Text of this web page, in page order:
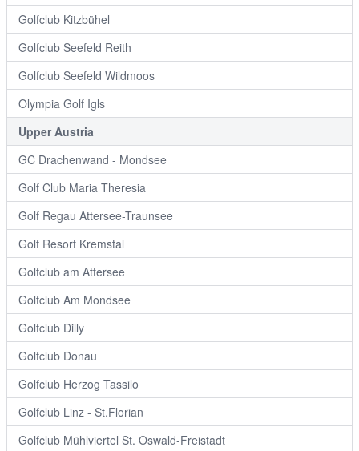
Golfclub Kitzbühel
Golfclub Seefeld Reith
Golfclub Seefeld Wildmoos
Olympia Golf Igls
Upper Austria
GC Drachenwand - Mondsee
Golf Club Maria Theresia
Golf Regau Attersee-Traunsee
Golf Resort Kremstal
Golfclub am Attersee
Golfclub Am Mondsee
Golfclub Dilly
Golfclub Donau
Golfclub Herzog Tassilo
Golfclub Linz - St.Florian
Golfclub Mühlviertel St. Oswald-Freistadt